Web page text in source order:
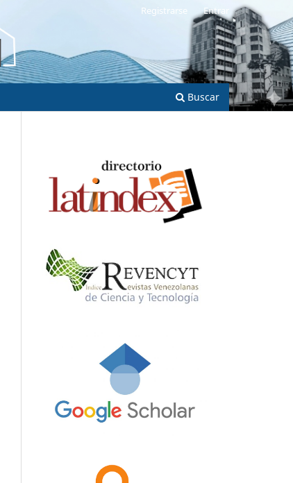
Buscar
Registrarse Entrar